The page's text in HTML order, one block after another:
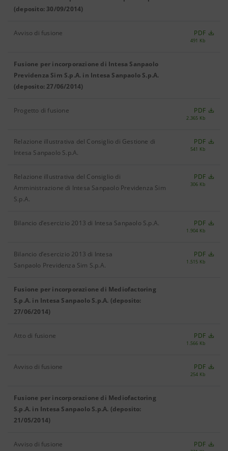
(deposito: 30/09/2014)
Avviso di fusione PDF
491 Kb
Fusione per incorporazione di Intesa Sanpaolo
Previdenza Sim S.p.A. in Intesa Sanpaolo S.p.A.
(deposito: 27/06/2014)
Progetto di fusione PDF
2.365 Kb
Relazione illustrativa del Consiglio di Gestione di
Intesa Sanpaolo S.p.A.
PDF
541 Kb
Relazione illustrativa del Consiglio di
Amministrazione di Intesa Sanpaolo Previdenza Sim
S.p.A.
PDF
306 Kb
Bilancio d’esercizio 2013 di Intesa Sanpaolo S.p.A. PDF
1.904 Kb
Bilancio d’esercizio 2013 di Intesa
Sanpaolo Previdenza Sim S.p.A.
PDF
1.515 Kb
Fusione per incorporazione di Mediofactoring
S.p.A. in Intesa Sanpaolo S.p.A. (deposito:
27/06/2014)
Atto di fusione PDF
1.566 Kb
Avviso di fusione PDF
254 Kb
Fusione per incorporazione di Mediofactoring
S.p.A. in Intesa Sanpaolo S.p.A. (deposito:
21/05/2014)
Avviso di fusione PDF